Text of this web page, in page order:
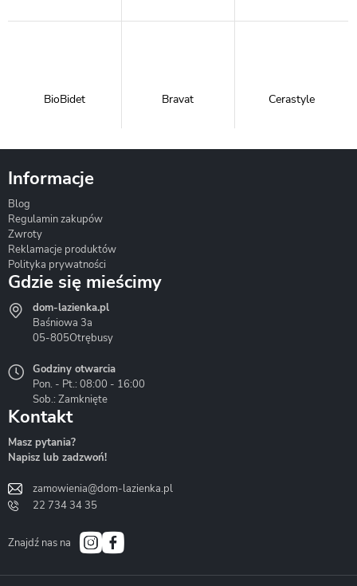
BioBidet Bravat Cerastyle
Hydrostop
Liveno
Bath&Spa
Informacje
Blog
Regulamin zakupów
Zwroty
Reklamacje produktów
Polityka prywatności
Gdzie się mieścimy
dom-lazienka.pl
Baśniowa 3a
05-805Otrębusy
Godziny otwarcia
Pon. - Pt.: 08:00 - 16:00
Sob.: Zamknięte
Kontakt
Masz pytania?
Napisz lub zadzwoń!
zamowienia@dom-lazienka.pl
22 734 34 35
Znajdź nas na